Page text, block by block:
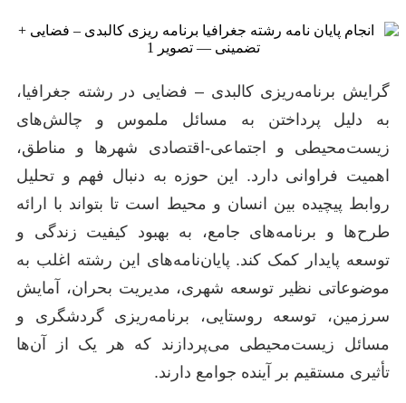
گرایش برنامه‌ریزی کالبدی – فضایی در رشته جغرافیا،
به دلیل پرداختن به مسائل ملموس و چالش‌های
زیست‌محیطی و اجتماعی-اقتصادی شهرها و مناطق،
اهمیت فراوانی دارد. این حوزه به دنبال فهم و تحلیل
روابط پیچیده بین انسان و محیط است تا بتواند با ارائه
طرح‌ها و برنامه‌های جامع، به بهبود کیفیت زندگی و
توسعه پایدار کمک کند. پایان‌نامه‌های این رشته اغلب به
موضوعاتی نظیر توسعه شهری، مدیریت بحران، آمایش
سرزمین، توسعه روستایی، برنامه‌ریزی گردشگری و
مسائل زیست‌محیطی می‌پردازند که هر یک از آن‌ها
تأثیری مستقیم بر آینده جوامع دارند.